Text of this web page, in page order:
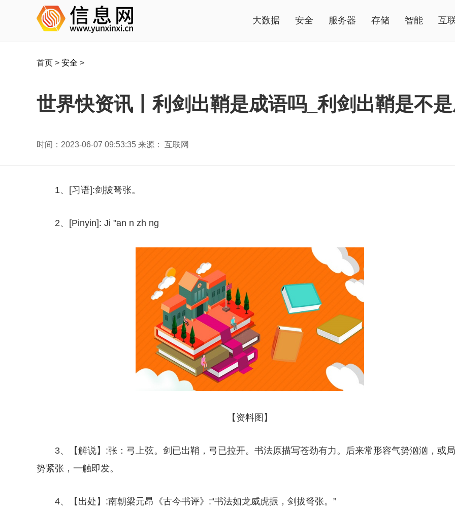
大数据 安全 服务器 存储 智能 互
首页 > 安全 >
世界快资讯丨利剑出鞘是成语吗_利剑出鞘是不
时间：2023-06-07 09:53:35 来源： 互联网
1、[习语]:剑拔弩张。
2、[Pinyin]: Ji "an n zh ng
【资料图】
3、【解说】:张：弓上弦。剑已出鞘，弓已拉开。书法原描写苍劲有力。后来常形容气势汹汹，或局
势紧张，一触即发。
4、【出处】:南朝梁元昂《古今书评》:“书法如龙威虎振，剑拔弩张。”